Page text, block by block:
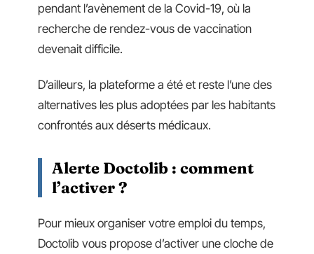
pendant l’avènement de la Covid-19, où la
recherche de rendez-vous de vaccination
devenait difficile.
D’ailleurs, la plateforme a été et reste l’une des
alternatives les plus adoptées par les habitants
confrontés aux déserts médicaux.
Alerte Doctolib : comment
l’activer ?
Pour mieux organiser votre emploi du temps,
Doctolib vous propose d’activer une cloche de